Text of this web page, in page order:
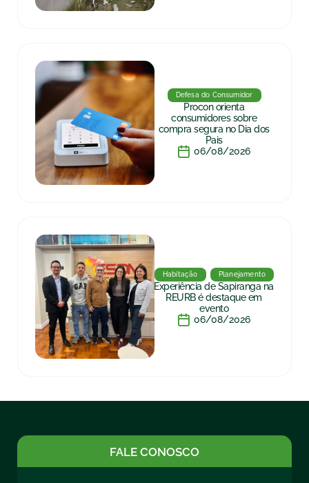
Defesa do Consumidor
Procon orienta
consumidores sobre
compra segura no Dia dos
Pais
06/08/2026
Habitação Planejamento
Experiência de Sapiranga na
REURB é destaque em
evento
06/08/2026
FALE CONOSCO